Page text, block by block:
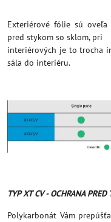
Exteriérové fólie sú oveľa
pred stykom so sklom, pri
interiérových je to trocha
sála do interiéru.
TYP XT CV - OCHRANA PRED
Polykarbonát Vám